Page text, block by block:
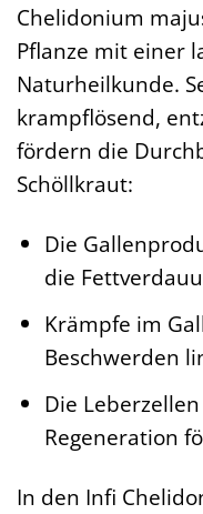
Chelidonium
Pflanze mit einer
Naturheilkunde.
krampflösend,
fördern die
Schöllkraut:
Die
die
Krämpfe im
Beschwerden
Die
Regeneration
In den Infi